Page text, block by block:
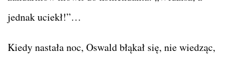
jednak uciekł!”…
Kiedy nastała noc, Oswald błąkał się, nie wiedząc,